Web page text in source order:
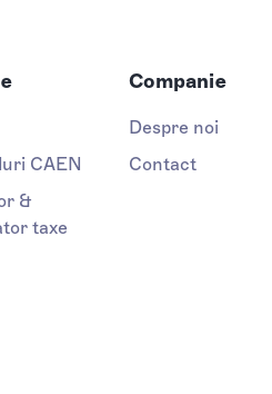
CAEN
&
taxe
Companie
Despre noi
Contact